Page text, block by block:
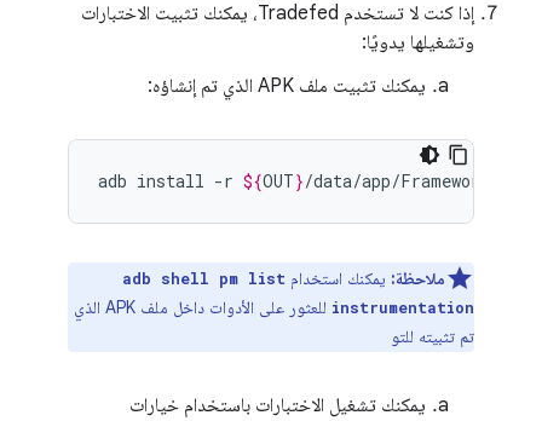
إذا كنت لا تستخدم Tradefed، يمكنك تثبيت الاختبارات
وتشغيلها يدويًا:
يمكنك تثبيت ملف APK الذي تم إنشاؤه:
adb install -r ${OUT}
ملاحظة: يمكنك استخدام adb shell pm list
instrumentation
للعثور على الأدوات داخل ملف APK الذي
تم تثبيته للتو
يمكنك تشغيل الاختبارات باستخدام خيارات